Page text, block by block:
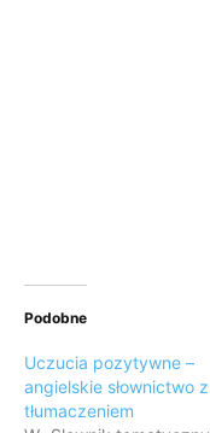
Podobne
Uczucia pozytywne –
angielskie słownictwo z
tłumaczeniem